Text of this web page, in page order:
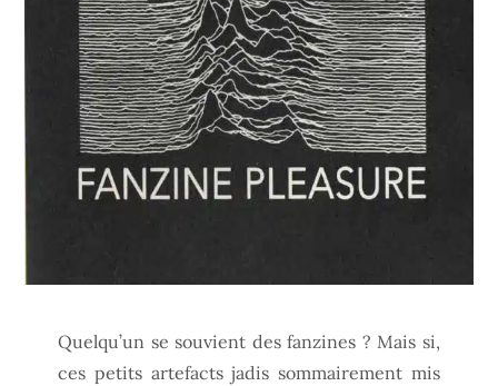
Quelqu’un se souvient des fanzines ? Mais si,
ces petits artefacts jadis sommairement mis